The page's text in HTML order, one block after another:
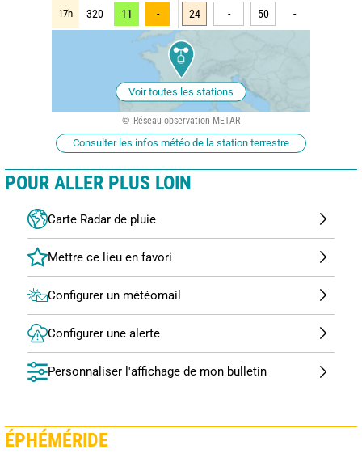
17h 320 11 - 24 - 50 -
Voir toutes les stations
Réseau observation METAR
Consulter les infos météo de la station terrestre
POUR ALLER PLUS LOIN
Carte Radar de pluie
Configurer un météomail
Configurer une alerte
Personnaliser l'affichage de mon bulletin
ÉPHÉMÉRIDE